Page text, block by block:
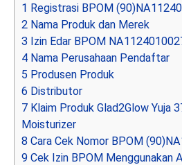
1 Registrasi BPOM
2 Nama Produk dan Merek
3 Izin Edar BPOM
4 Nama Perusahaan Pendaftar
5 Produsen Produk
6 Distributor
7 Klaim Produk Glad2Glow Yuja
Moisturizer
8 Cara Cek Nomor BPOM
9 Cek Izin BPOM Menggunakan